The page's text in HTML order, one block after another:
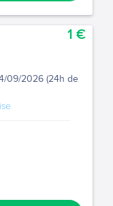
09/2026 (24h de
1 €